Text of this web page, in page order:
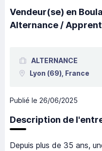
Vendeur(se) en
Alternance /
ALTERNANCE
Lyon (69), France
Publié le 26/06/2025
Description de
Depuis plus de 35 ans,